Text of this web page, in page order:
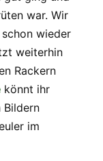
war. Wir
wieder
weiterhin
Rackern
könnt ihr
Bildern
im